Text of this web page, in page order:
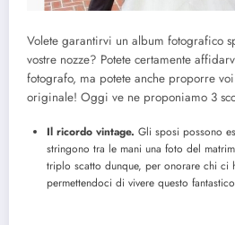
Volete garantirvi un album fotografico
vostre nozze? Potete certamente
fotografo, ma potete anche proporre
originale! Oggi ve ne proponiamo 3
Il ricordo vintage. Gli sposi possono
stringono tra le mani una foto del
triplo scatto dunque, per onorare chi ci
permettendoci di vivere questo